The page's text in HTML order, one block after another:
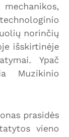
norinčių
išskirtinėje
Ypač
Muzikinio
prasidės
vieno